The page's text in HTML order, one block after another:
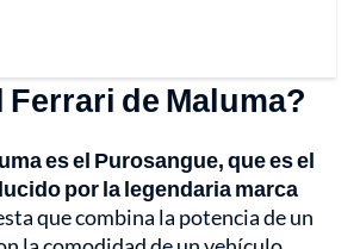
Ferrari de Maluma?
es el Purosangue, que es el
por la legendaria marca
que combina la potencia de un